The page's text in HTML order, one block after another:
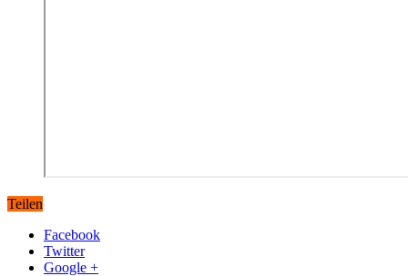
Teilen
Facebook
Twitter
Google +